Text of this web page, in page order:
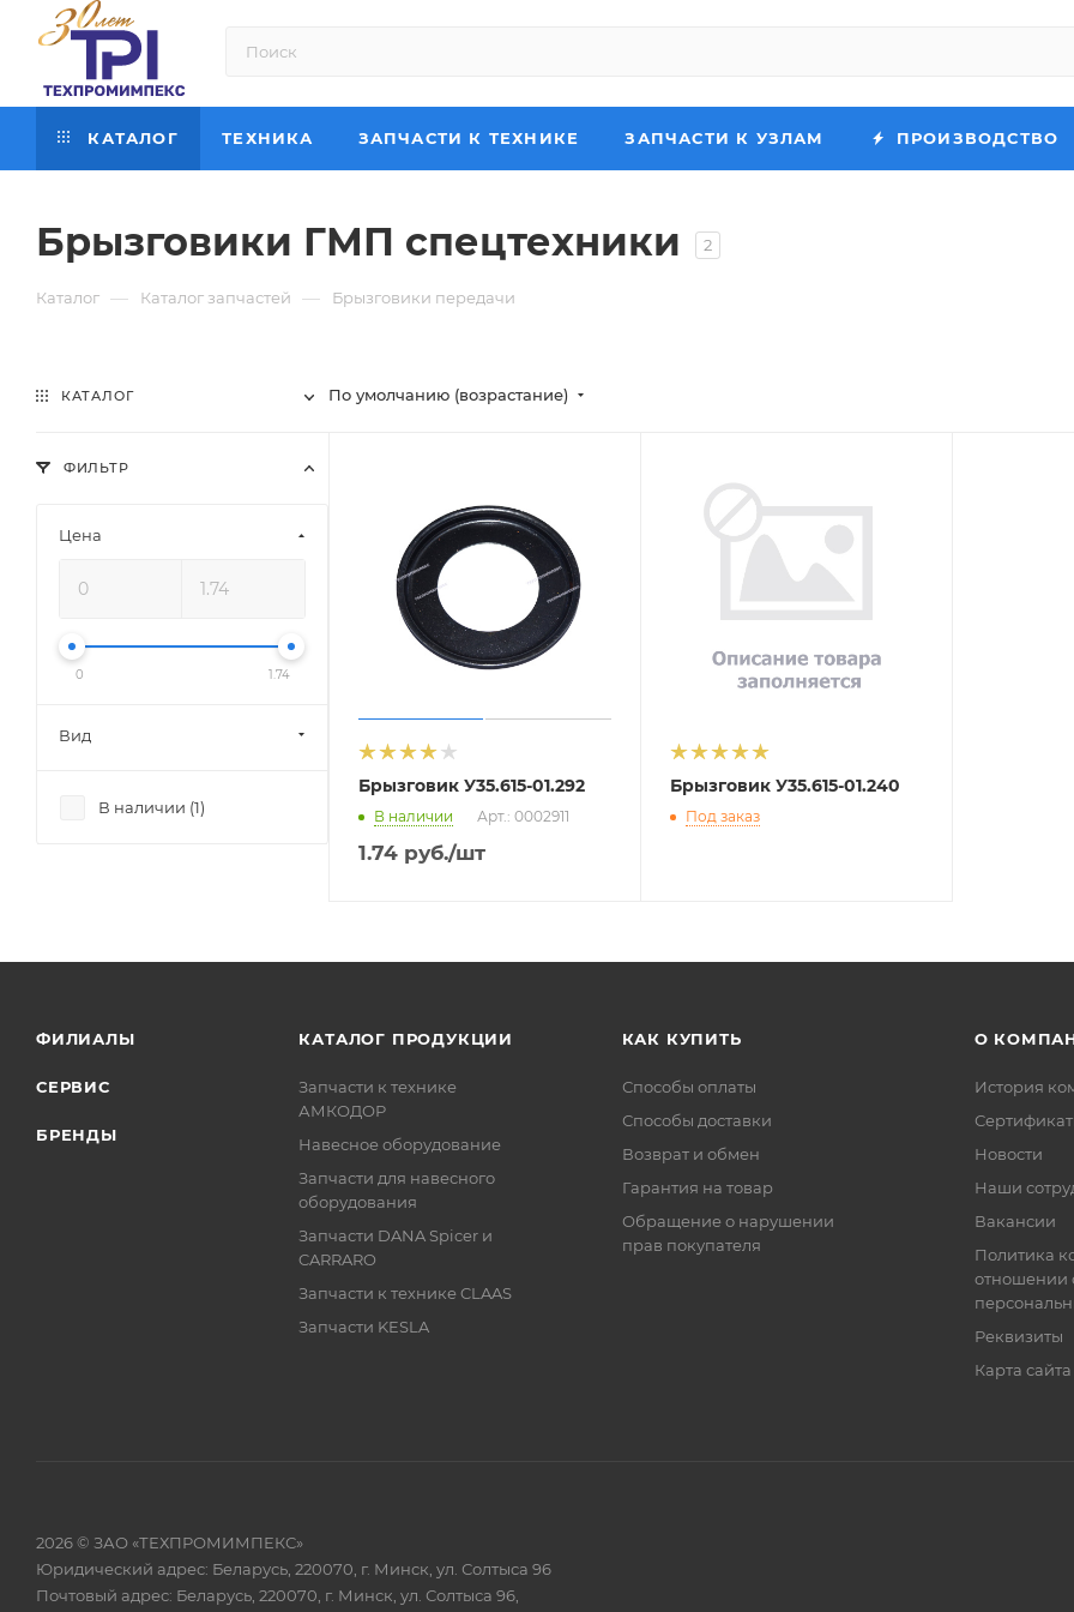
КАТАЛОГ ТЕХНИКА ЗАПЧАСТИ К ТЕХНИКЕ ЗАПЧАСТИ К УЗЛАМ ПРОИЗВОДСТВО
Брызговики ГМП спецтехники 2
Каталог — Каталог запчастей — Брызговики передачи
По умолчанию (возрастание)
Брызговик У35.615-01.292
В наличии Арт.: 0002911
1.74 руб./шт
Брызговик У35.615-01.240
Под заказ
КАТАЛОГ
ФИЛЬТР
Цена
0 1.74
Вид
В наличии (1)
ФИЛИАЛЫ
СЕРВИС
БРЕНДЫ
КАТАЛОГ ПРОДУКЦИИ
Запчасти к технике
АМКОДОР
Навесное оборудование
Запчасти для навесного
оборудования
Запчасти DANA Spicer и
CARRARO
Запчасти к технике CLAAS
Запчасти KESLA
КАК КУПИТЬ
Способы оплаты
Способы доставки
Возврат и обмен
Гарантия на товар
Обращение о нарушении
прав покупателя
О
История
Новости
Наши
Вакансии
Политика
отношении
Реквизиты
Карта сайта
2026 © ЗАО «ТЕХПРОМИМПЕКС»
Юридический адрес: Беларусь, 220070, г. Минск, ул. Солтыса 96
Почтовый адрес: Беларусь, 220070, г. Минск, ул. Солтыса 96,